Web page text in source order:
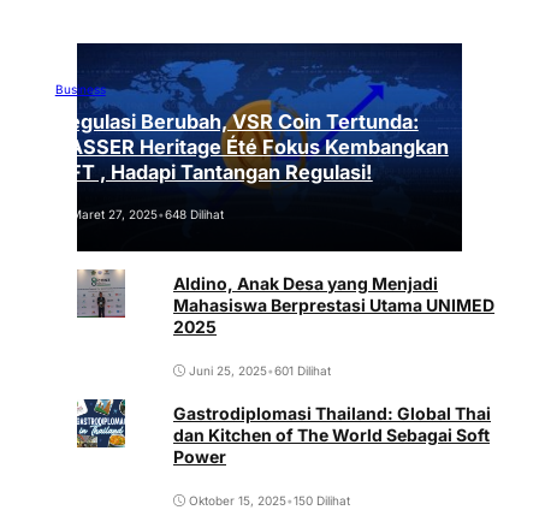
Business
Regulasi Berubah, VSR Coin Tertunda:
VASSER Heritage Été Fokus Kembangkan
NFT , Hadapi Tantangan Regulasi!
Maret 27, 2025•648 Dilihat
Aldino, Anak Desa yang Menjadi
Mahasiswa Berprestasi Utama UNIMED
2025
Juni 25, 2025•601 Dilihat
Gastrodiplomasi Thailand: Global Thai
dan Kitchen of The World Sebagai Soft
Power
Oktober 15, 2025•150 Dilihat